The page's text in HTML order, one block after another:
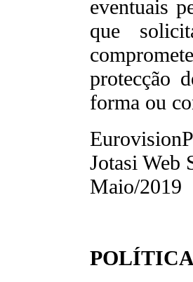
eventuais
que
protecção
forma ou
Jotasi Web
Maio/2019